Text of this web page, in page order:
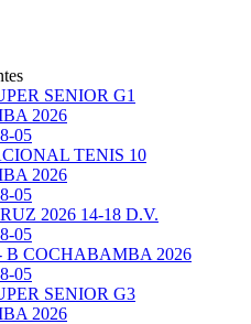
SENIOR G1
2026
05
TENIS 10
2026
05
2026 14-18 D.V.
05
B COCHABAMBA 2026
05
SENIOR G3
2026